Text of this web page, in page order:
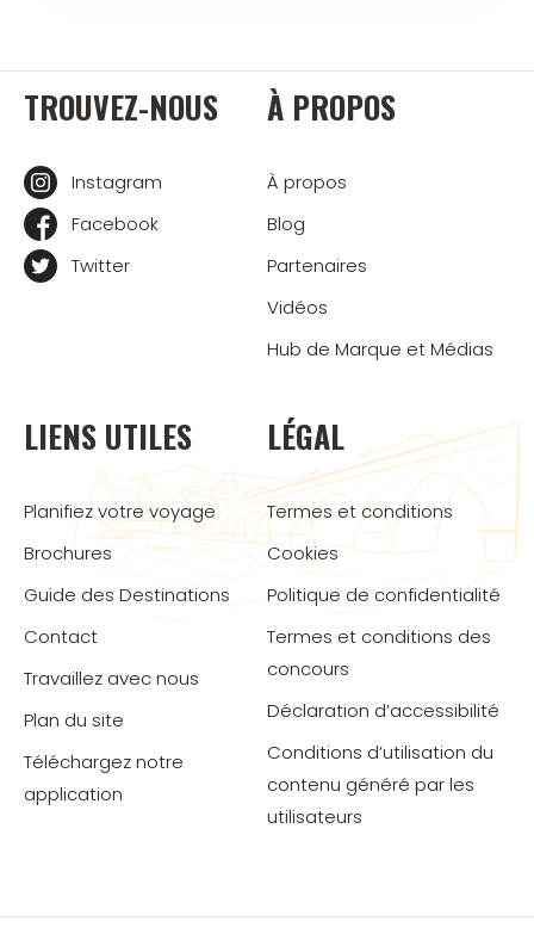
TROUVEZ-NOUS
Instagram
Facebook
Twitter
À PROPOS
À propos
Blog
Partenaires
Vidéos
Hub de Marque et Médias
LIENS UTILES
Planifiez votre voyage
Brochures
Guide des Destinations
Contact
Travaillez avec nous
Plan du site
Téléchargez notre
application
LÉGAL
Termes et conditions
Cookies
Politique de confidentialité
Termes et conditions des
concours
Déclaration d’accessibilité
Conditions d’utilisation du
contenu généré par les
utilisateurs